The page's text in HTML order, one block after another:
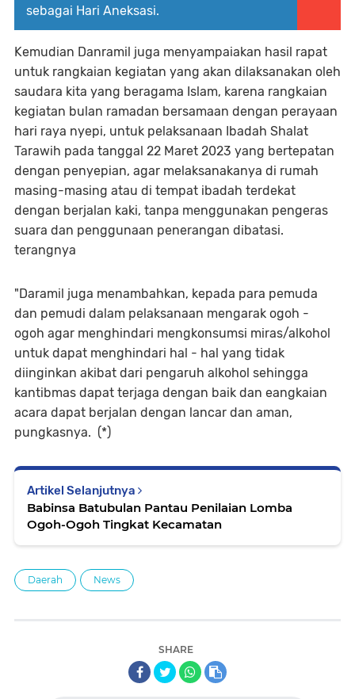
sebagai Hari Aneksasi.
Kemudian Danramil juga menyampaiakan hasil rapat
untuk rangkaian kegiatan yang akan dilaksanakan oleh
saudara kita yang beragama Islam, karena rangkaian
kegiatan bulan ramadan bersamaan dengan perayaan
hari raya nyepi, untuk pelaksanaan Ibadah Shalat
Tarawih pada tanggal 22 Maret 2023 yang bertepatan
dengan penyepian, agar melaksanakanya di rumah
masing-masing atau di tempat ibadah terdekat
dengan berjalan kaki, tanpa menggunakan pengeras
suara dan penggunaan penerangan dibatasi.
terangnya
"Daramil juga menambahkan, kepada para pemuda
dan pemudi dalam pelaksanaan mengarak ogoh -
ogoh agar menghindari mengkonsumsi miras/alkohol
untuk dapat menghindari hal - hal yang tidak
diinginkan akibat dari pengaruh alkohol sehingga
kantibmas dapat terjaga dengan baik dan eangkaian
acara dapat berjalan dengan lancar dan aman,
pungkasnya. (*)
Artikel Selanjutnya
Babinsa Batubulan Pantau Penilaian Lomba
Ogoh-Ogoh Tingkat Kecamatan
Daerah News
SHARE